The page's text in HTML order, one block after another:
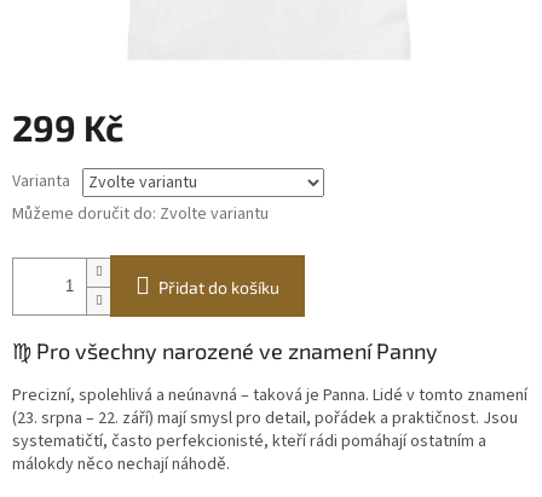
299 Kč
cena:
Varianta
Můžeme doručit do: Zvolte variantu
Přidat do košíku
♍ Pro všechny narozené ve znamení Panny
Precizní, spolehlivá a neúnavná – taková je Panna. Lidé v tomto znamení
(23. srpna – 22. září) mají smysl pro detail, pořádek a praktičnost. Jsou
systematičtí, často perfekcionisté, kteří rádi pomáhají ostatním a
málokdy něco nechají náhodě.